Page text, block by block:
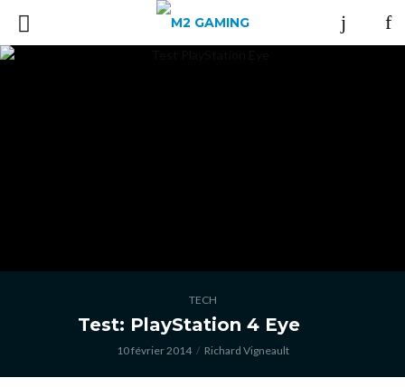
TECH
Test: PlayStation 4 Eye
10 février 2014 Richard Vigneault